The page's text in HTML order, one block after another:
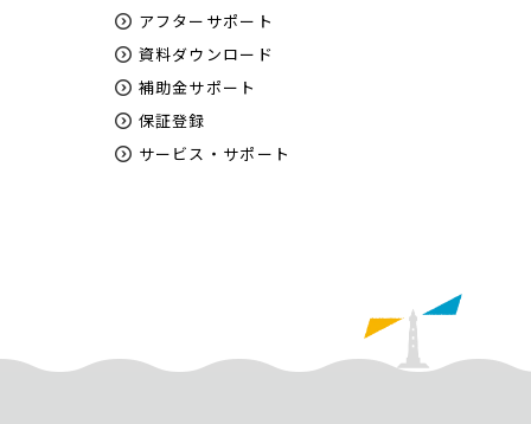
アフターサポート
資料ダウンロード
補助金サポート
保証登録
サービス・サポート